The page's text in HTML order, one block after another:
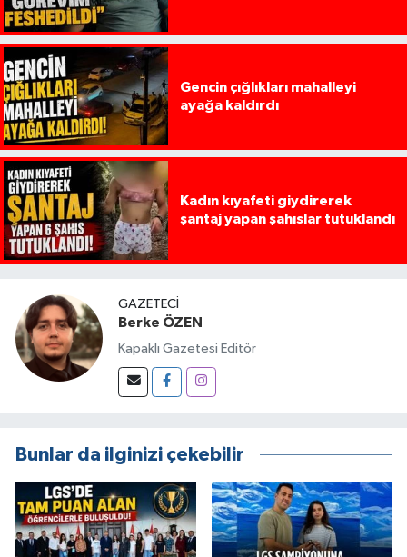
Gencin çığlıkları mahalleyi
ayağa kaldırdı
Kadın kıyafeti giydirerek
şantaj yapan şahıslar tutuklandı
GAZETECI
Berke ÖZEN
Kapaklı Gazetesi Editör
Bunlar da ilginizi çekebilir